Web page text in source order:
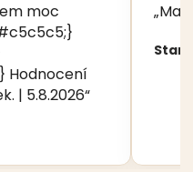
moc
Hodnocení
| 5.8.2026“